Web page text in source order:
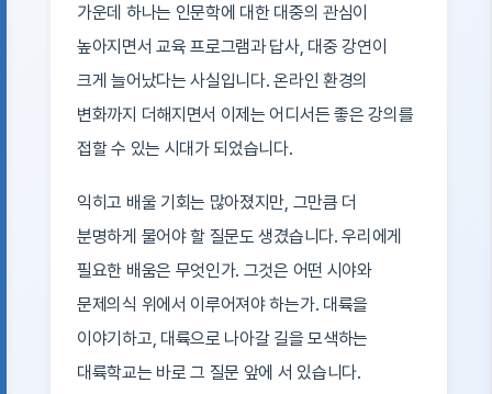
가운데 하나는 인문학에 대한 대중의 관심이
높아지면서 교육 프로그램과 답사, 대중 강연이
크게 늘어났다는 사실입니다. 온라인 환경의
변화까지 더해지면서 이제는 어디서든 좋은 강의를
접할 수 있는 시대가 되었습니다.
익히고 배울 기회는 많아졌지만, 그만큼 더
분명하게 물어야 할 질문도 생겼습니다. 우리에게
필요한 배움은 무엇인가. 그것은 어떤 시야와
문제의식 위에서 이루어져야 하는가. 대륙을
이야기하고, 대륙으로 나아갈 길을 모색하는
대륙학교는 바로 그 질문 앞에 서 있습니다.